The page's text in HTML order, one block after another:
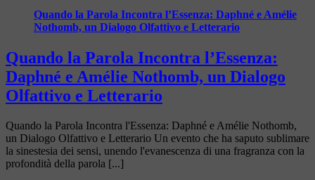
Quando la Parola Incontra l’Essenza: Daphné e Amélie
Nothomb, un Dialogo Olfattivo e Letterario
Quando la Parola Incontra l’Essenza:
Daphné e Amélie Nothomb, un Dialogo
Olfattivo e Letterario
Quando la Parola Incontra l'Essenza: Daphné e Amélie Nothomb,
un Dialogo Olfattivo e Letterario Un evento che ha saputo sublimare
la sinestesia dei sensi, unendo l'evanescenza di una fragranza con la
profondità della parola [...]